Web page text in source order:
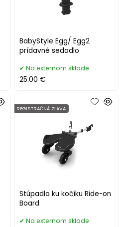
BabyStyle Egg/ Egg2
prídavné sedadlo
Na externom sklade
25.00 €
Stúpadlo ku kočíku Ride-on
Board
REGISTRAČNÁ ZĽAVA
Na externom sklade